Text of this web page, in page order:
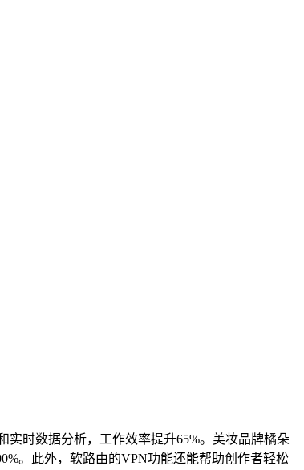
时数据分析，工作效率提升65%。美妆品牌橘朵
。此外，软路由的VPN功能还能帮助创作者轻松